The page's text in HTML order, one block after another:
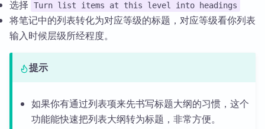
选择 Turn list items at this level into headings
将笔记中的列表转化为对应等级的标题，对应等级看你列表
输入时候层级所经程度。
提示
如果你有通过列表项来先书写标题大纲的习惯，这个
功能能快速把列表大纲转为标题，非常方便。